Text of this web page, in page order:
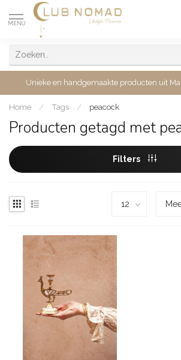
MENU
Unieke en handgemaakte producten uit
Home / Tags / peacock
Producten getagd met
Filters